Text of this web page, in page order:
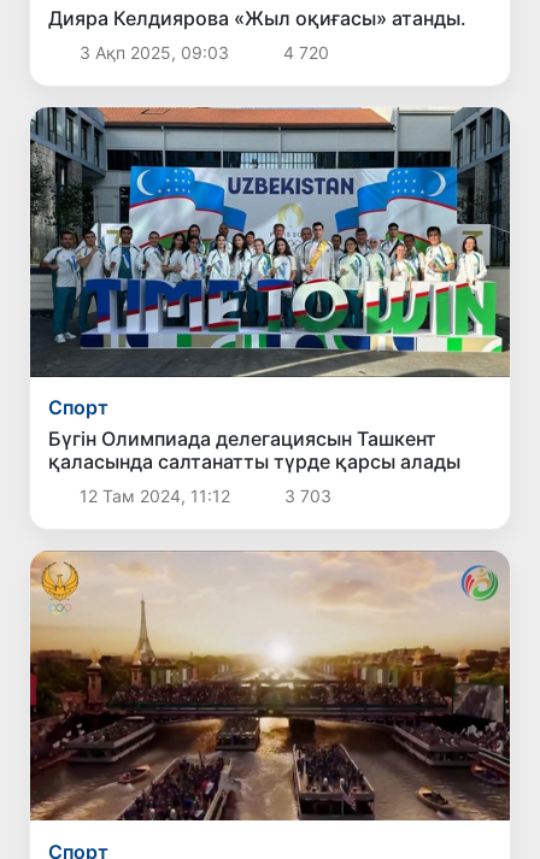
Дияра Келдиярова «Жыл оқиғасы» атанды.
3 Ақп 2025, 09:03 4 720
Спорт
Бүгін Олимпиада делегациясын Ташкент
қаласында салтанатты түрде қарсы алады
12 Там 2024, 11:12 3 703
Спорт